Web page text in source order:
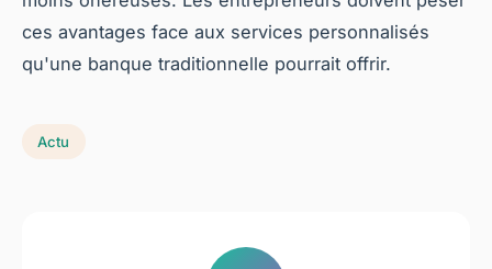
ces avantages face aux services personnalisés
qu'une banque traditionnelle pourrait offrir.
Actu